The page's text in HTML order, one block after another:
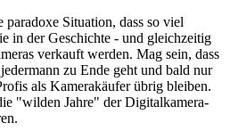
Situation, dass so viel
in der Geschichte - und gleichzeitig
verkauft werden. Mag sein, dass
zu Ende geht und bald nur
als Kamerakäufer übrig bleiben.
"wilden Jahre" der Digitalkamera-